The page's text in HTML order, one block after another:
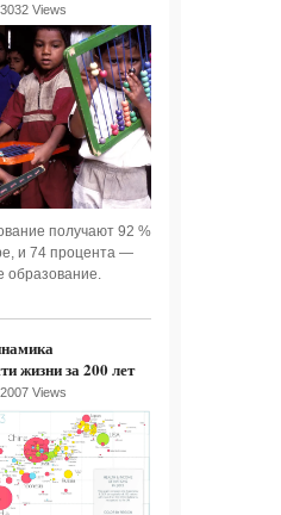
3032 Views
получают 92 %
и 74 процента —
образование.
жизни за 200 лет
2007 Views